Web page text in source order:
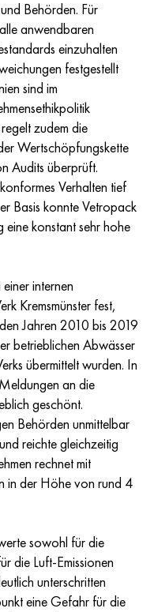
Behörden. Für
anwendbaren
einzuhalten
festgestellt
sind im
zudem die
Wertschöpfungskette
Audits überprüft.
Verhalten tief
Basis konnte Vetropack
konstant sehr hohe
internen
Kremsmünster fest,
Jahren 2010 bis 2019
betrieblichen Abwässer
übermittelt wurden. In
an die
geschönt.
Behörden unmittelbar
reichte gleichzeitig
rechnet mit
in der Höhe von rund 4
sowohl für die
die Luft-Emissionen
unterschritten
eine Gefahr für die